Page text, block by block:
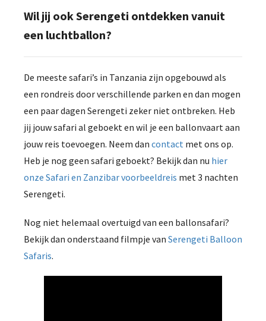
Wil jij ook Serengeti ontdekken vanuit
een luchtballon?
De meeste safari’s in Tanzania zijn opgebouwd als
een rondreis door verschillende parken en dan mogen
een paar dagen Serengeti zeker niet ontbreken. Heb
jij jouw safari al geboekt en wil je een ballonvaart aan
jouw reis toevoegen. Neem dan contact met ons op.
Heb je nog geen safari geboekt? Bekijk dan nu hier
onze Safari en Zanzibar voorbeeldreis met 3 nachten
Serengeti.
Nog niet helemaal overtuigd van een ballonsafari?
Bekijk dan onderstaand filmpje van Serengeti Balloon
Safaris.